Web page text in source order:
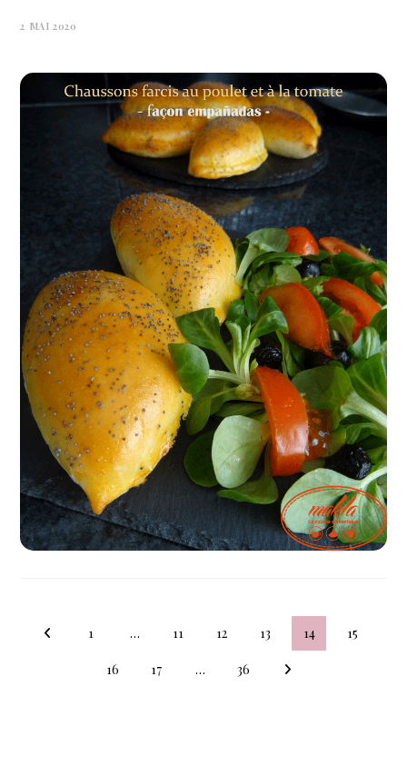
2 MAI 2020
1 … 11 12 13 14 15
16 17 … 36